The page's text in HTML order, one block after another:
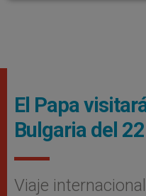
El Papa
Bulgaria del
Viaje